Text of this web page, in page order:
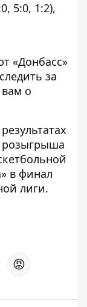
5:0, 1:2),
«Донбасс»
за
о
результатах
в финал
лиги.
😡